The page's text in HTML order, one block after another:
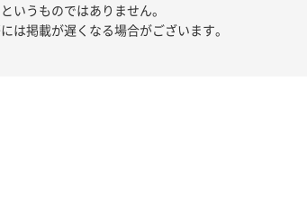
いうものではありません。
掲載が遅くなる場合がございます。